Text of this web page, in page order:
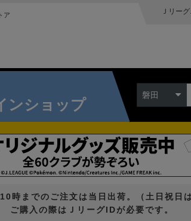
ア Ｊリー
ンショップ
磐田
時までのご注文は当日出荷。（土日祝日
ご購入の際はＪリーグIDが必要です。